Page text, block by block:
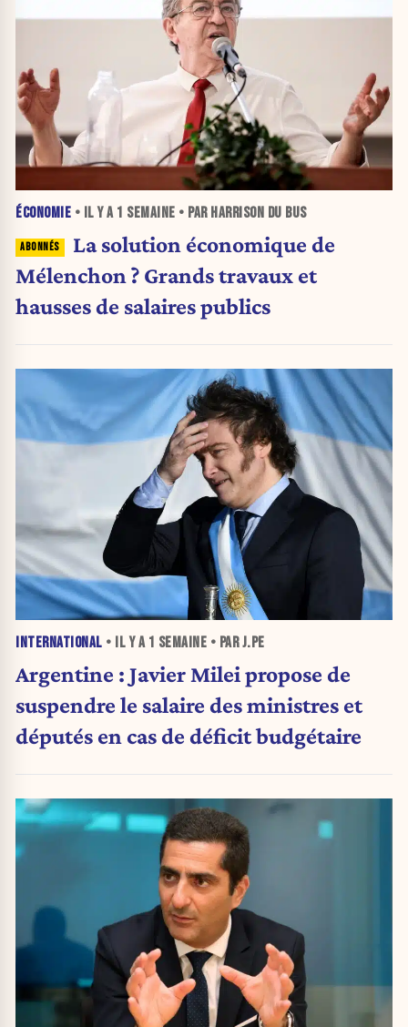
ÉCONOMIE • IL Y A 1 SEMAINE • PAR HARRISON DU BUS
La solution économique de
Mélenchon ? Grands travaux et
hausses de salaires publics
INTERNATIONAL • IL Y A 1 SEMAINE • PAR J.PE
Argentine : Javier Milei propose de
suspendre le salaire des ministres et
députés en cas de déficit budgétaire